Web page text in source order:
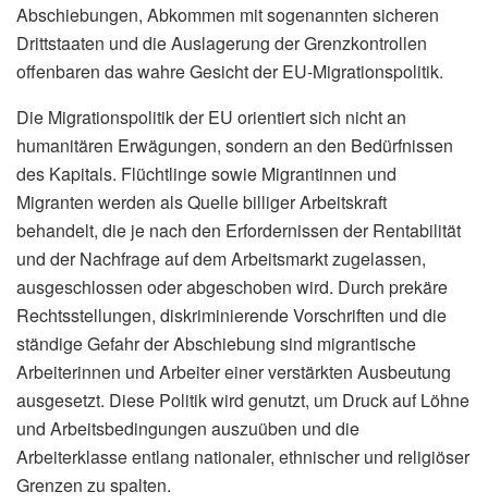
Abschiebungen, Abkommen mit sogenannten sicheren
Drittstaaten und die Auslagerung der Grenzkontrollen
offenbaren das wahre Gesicht der EU-Migrationspolitik.
Die Migrationspolitik der EU orientiert sich nicht an
humanitären Erwägungen, sondern an den Bedürfnissen
des Kapitals. Flüchtlinge sowie Migrantinnen und
Migranten werden als Quelle billiger Arbeitskraft
behandelt, die je nach den Erfordernissen der Rentabilität
und der Nachfrage auf dem Arbeitsmarkt zugelassen,
ausgeschlossen oder abgeschoben wird. Durch prekäre
Rechtsstellungen, diskriminierende Vorschriften und die
ständige Gefahr der Abschiebung sind migrantische
Arbeiterinnen und Arbeiter einer verstärkten Ausbeutung
ausgesetzt. Diese Politik wird genutzt, um Druck auf Löhne
und Arbeitsbedingungen auszuüben und die
Arbeiterklasse entlang nationaler, ethnischer und religiöser
Grenzen zu spalten.